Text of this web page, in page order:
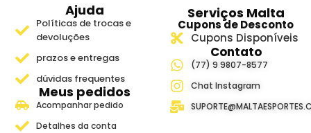
Ajuda
Políticas de trocas e
devoluções
prazos e entregas
dúvidas frequentes
Meus pedidos
Acompanhar pedido
Detalhes da conta
Serviços Malta
Cupons de Desconto
Cupons Disponíveis
Contato
(77) 9 9807-8577
Chat Instagram